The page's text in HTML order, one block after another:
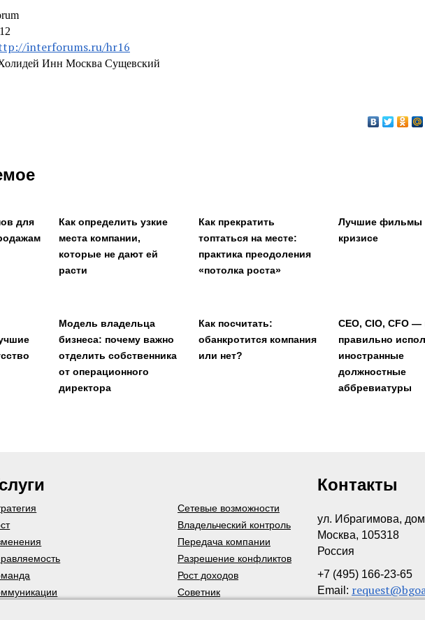
interforums.ru/hr16
Инн Москва Сущевский
для
Как определить узкие
места компании,
которые не дают ей
расти
Как прекратить
топтаться на месте:
практика преодоления
«потолка роста»
Лучшие фильмы
кризисе
Модель владельца
бизнеса: почему важно
отделить собственника
от операционного
директора
Как посчитать:
обанкротится компания
или нет?
CEO, CIO, CFO —
правильно
иностранные
должностные
аббревиатуры
Сетевые возможности
Владельческий контроль
Передача компании
Разрешение конфликтов
Рост доходов
Советник
Контакты
ул. Ибрагимова,
Москва, 105318
Россия
+7 (495) 166-23-65
Email: